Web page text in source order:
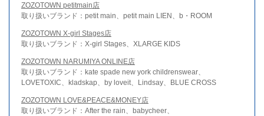
ZOZOTOWN petitmain店
取り扱いブランド：petit main、petit main LIEN、b・ROOM
ZOZOTOWN X-girl Stages店
取り扱いブランド：X-girl Stages、XLARGE KIDS
ZOZOTOWN NARUMIYA ONLINE店
取り扱いブランド：kate spade new york childrenswear、
LOVETOXIC、kladskap、by loveit、Lindsay、BLUE CROSS
ZOZOTOWN LOVE&PEACE&MONEY店
取り扱いブランド：After the rain、babycheer、